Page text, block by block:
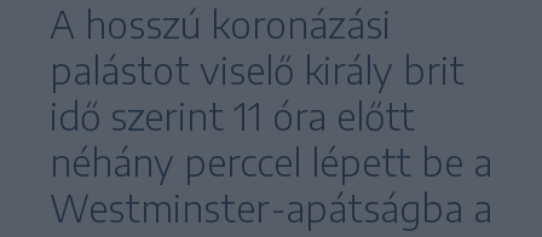
A hosszú koronázási
palástot viselő király brit
idő szerint 11 óra előtt
néhány perccel lépett be a
Westminster-apátságba a